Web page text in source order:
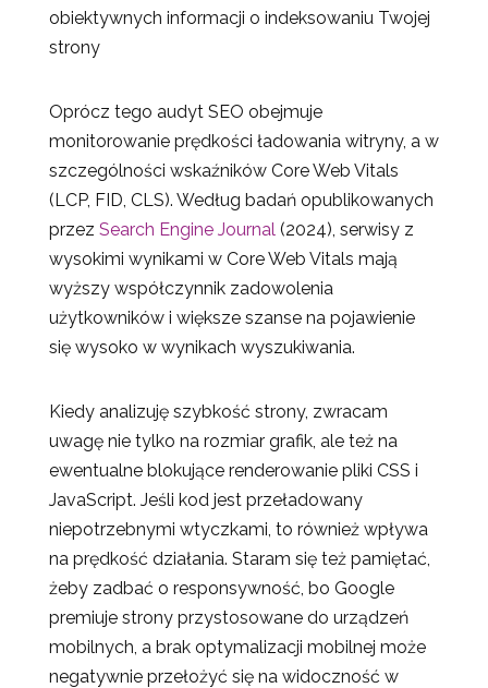
obiektywnych informacji o indeksowaniu Twojej
strony
Oprócz tego audyt SEO obejmuje
monitorowanie prędkości ładowania witryny, a w
szczególności wskaźników Core Web Vitals
(LCP, FID, CLS). Według badań opublikowanych
przez Search Engine Journal (2024), serwisy z
wysokimi wynikami w Core Web Vitals mają
wyższy współczynnik zadowolenia
użytkowników i większe szanse na pojawienie
się wysoko w wynikach wyszukiwania.
Kiedy analizuję szybkość strony, zwracam
uwagę nie tylko na rozmiar grafik, ale też na
ewentualne blokujące renderowanie pliki CSS i
JavaScript. Jeśli kod jest przeładowany
niepotrzebnymi wtyczkami, to również wpływa
na prędkość działania. Staram się też pamiętać,
żeby zadbać o responsywność, bo Google
premiuje strony przystosowane do urządzeń
mobilnych, a brak optymalizacji mobilnej może
negatywnie przełożyć się na widoczność w